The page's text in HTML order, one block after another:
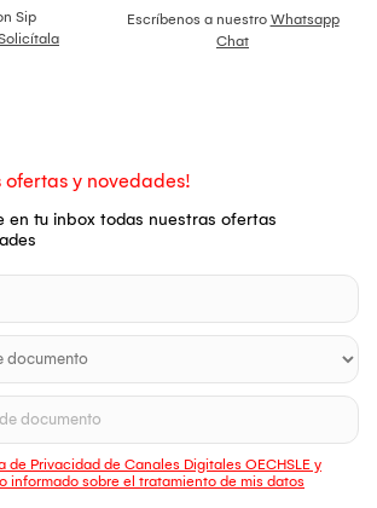
Sip
Escríbenos a nuestro Whatsapp
Chat
ofertas y novedades!
en tu inbox todas nuestras ofertas
de Privacidad de Canales Digitales OECHSLE y
informado sobre el tratamiento de mis datos